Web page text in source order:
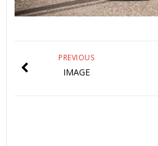
PREVIOUS
IMAGE